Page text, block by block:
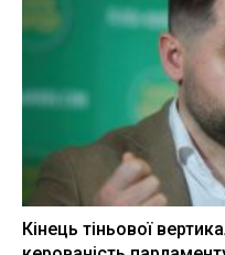
Кінець тіньової